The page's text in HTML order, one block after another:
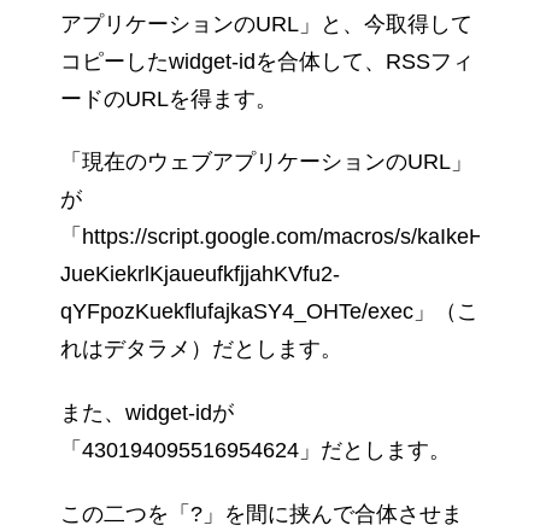
アプリケーションのURL」と、今取得して
コピーしたwidget-idを合体して、RSSフィ
ードのURLを得ます。
「現在のウェブアプリケーションのURL」
が
「https://script.google.com/macros/s/
JueKiekrlKjaueufkfjjahKVfu2-
qYFpozKuekflufajkaSY4_OHTe/exec」（こ
れはデタラメ）だとします。
また、widget-idが
「430194095516954624」だとします。
この二つを「?」を間に挟んで合体させま